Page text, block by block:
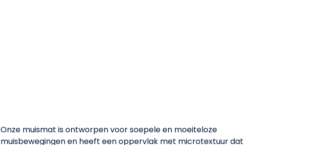
Onze muismat is ontworpen voor soepele en moeiteloze
muisbewegingen en heeft een oppervlak met microtextuur dat